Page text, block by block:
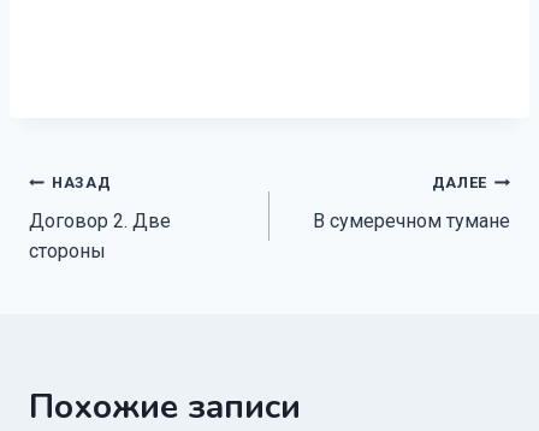
Навигация
по
НАЗАД
Договор 2. Две
стороны
ДАЛЕЕ
В сумеречном тумане
Похожие записи